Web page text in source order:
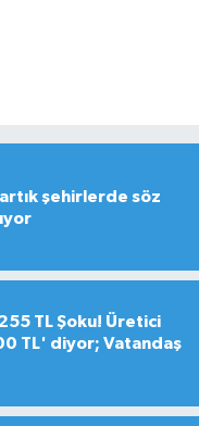
artık şehirlerde söz
255 TL Şoku! Üretici
TL' diyor; Vatandaş